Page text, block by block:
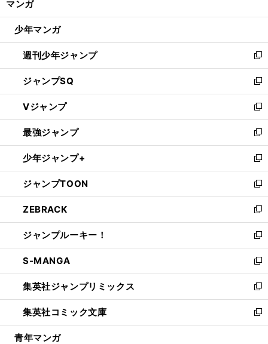
ウ
開
く
マンガ
少年マンガ
週刊少年ジャンプ
新
し
い
ウ
ィ
ン
ド
ウ
で
開
く
ジャンプSQ
新
し
い
ウ
ィ
ン
ド
ウ
で
開
く
Vジャンプ
新
し
い
ウ
ィ
ン
ド
ウ
で
開
く
最強ジャンプ
新
し
い
ウ
ィ
ン
ド
ウ
で
開
く
少年ジャンプ+
新
し
い
ウ
ィ
ン
ド
ウ
で
開
く
ジャンプTOON
新
し
い
ウ
ィ
ン
ド
ウ
で
開
く
ZEBRACK
新
し
い
ウ
ィ
ン
ド
ウ
で
開
ジャンプルーキー！
新
し
い
ウ
ィ
ン
ド
ウ
S-MANGA
新
し
い
ウ
ィ
ン
集英社ジャンプリミックス
新
し
い
ウ
集英社コミック文庫
新
し
青年マンガ